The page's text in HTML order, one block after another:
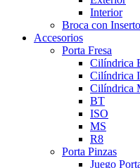
Interior
Broca con Inserto
Accesorios
Porta Fresa
Cilíndrica
Cilíndrica
Cilíndrica
BT
ISO
MS
R8
Porta Pinzas
Juego